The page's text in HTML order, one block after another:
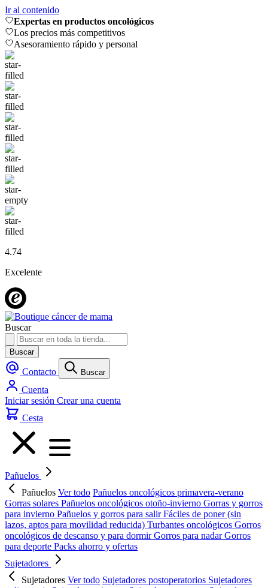
Ir al contenido
Expertas en productos oncológicos
Los precios más competitivos
Asesoramiento rápido y personal
4.74
Excelente
Buscar
Buscar
Contacto Buscar
Cuenta
Iniciar sesión Crear una cuenta
Cesta
Pañuelos
Pañuelos Ver todo Pañuelos oncológicos primavera-verano
Gorras solares Pañuelos oncológicos otoño-invierno Gorras y gorros
para invierno Pañuelos y gorros para salirFáciles de poner (sin
lazos, aptos para movilidad reducida) Turbantes oncológicos Gorros
oncológicos de descanso y para dormirGorros para nadarGorros
para deporte Packs ahorro y ofertas
Sujetadores
Sujetadores Ver todo Sujetadores postoperatorios Sujetadores